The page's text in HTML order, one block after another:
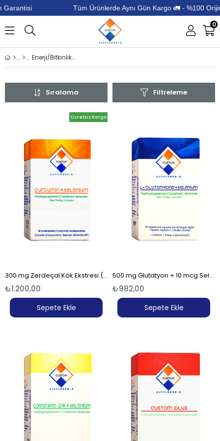
Tüm Ürünlerde Aynı Gün Kargo 🚛 - %100 Orijinal
0
Enerji/Bitkinlik/Yorgunluk
Filtreleme
Sıralama
300 mg Zerdeçal Kök Ekstresi (37.5 mg Kurkumin) + 10 mcg Selenyum Ağızda Dağılan Tablet (30 Tablet)
₺1.200,00
Sepete Ekle
Ücretsiz Kargo
500 mg Glutatyon + 10 mcg Selenyum Enterik Kapsül (30 Kapsül)
₺982,00
Sepete Ekle